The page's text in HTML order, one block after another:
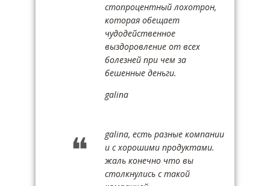
стопроцентный лохотрон,
которая обещает
чудодейственное
выздоровление от всех
болезней при чем за
бешенные деньги.
galina
galina, есть разные компании
и с хорошими продуктами.
жаль конечно что вы
столкнулись с такой